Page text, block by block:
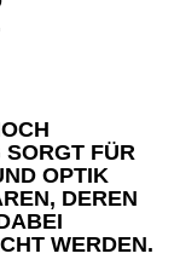
FÜR
OPTIK
DEREN
WERDEN.